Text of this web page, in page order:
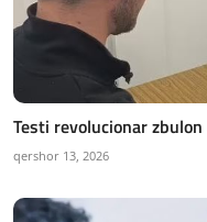
Testi revolucionar
qershor 13, 2026